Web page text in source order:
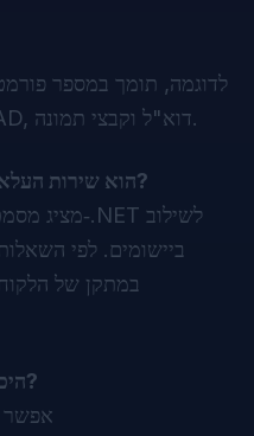
עסקיים כולל PDF, Office, CAD, דוא"ל וקבצי תמונה.
האם Doconut הוא שירות העלאת קבצים מקוון?
ביישומים. לפי
במתקן של
היכן ניתן לנסות מציג מסמכים מקוון?
אפשר